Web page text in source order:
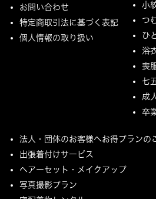
お問い合わせ
特定商取引法に基づく表記
個人情報の取り扱い
小
つ
ひ
浴
喪
七
成
卒
法人・団体のお客様へお得プランの
出張着付けサービス
ヘアーセット・メイクアップ
写真撮影プラン